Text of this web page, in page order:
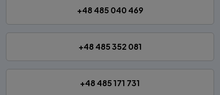
+48 485 040 469
+48 485 352 081
+48 485 171 731